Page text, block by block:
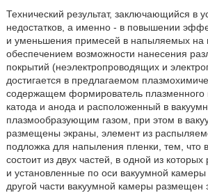
Технический результат, заключающийся в
недостатков, а именно - в повышении
и уменьшения примесей в напыляемых на
обеспечением возможности нанесения
покрытий (неэлектропроводящих и
достигается в предлагаемом
содержащем формирователь плазменного
катода и анода и расположенный в
плазмообразующим газом, при этом в
размещены экраны, элемент из
подложка для напыления пленки, тем, что
состоит из двух частей, в одной из
и установленные по оси вакуумной
другой части вакуумной камеры размещен